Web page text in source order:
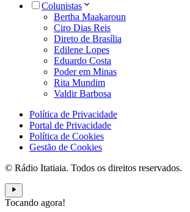
Colunistas
Bertha Maakaroun
Ciro Dias Reis
Direto de Brasília
Edilene Lopes
Eduardo Costa
Poder em Minas
Rita Mundim
Valdir Barbosa
Política de Privacidade
Portal de Privacidade
Política de Cookies
Gestão de Cookies
© Rádio Itatiaia. Todos os direitos reservados.
Tocando agora!